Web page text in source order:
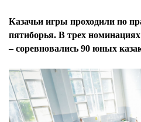
Казачьи игры проходили по
пятиборья. В трех
– соревновались 90 юных